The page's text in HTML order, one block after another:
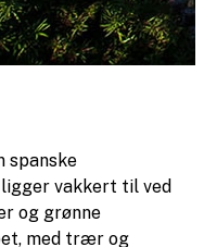
spanske
vakkert til ved
og grønne
med trær og